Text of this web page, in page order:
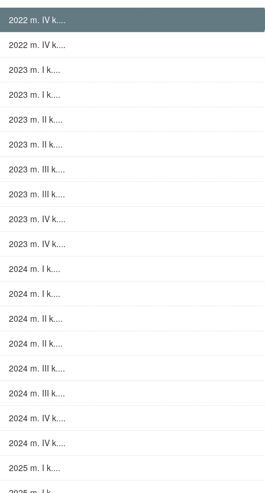
2022 m. IV k....
2022 m. IV k....
2023 m. I k....
2023 m. I k....
2023 m. II k....
2023 m. II k....
2023 m. III k....
2023 m. III k....
2023 m. IV k....
2023 m. IV k....
2024 m. I k....
2024 m. I k....
2024 m. II k....
2024 m. II k....
2024 m. III k....
2024 m. III k....
2024 m. IV k....
2024 m. IV k....
2025 m. I k....